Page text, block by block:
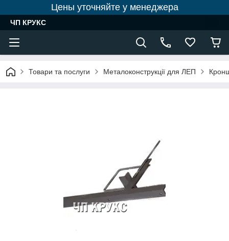
Цены уточняйте у менеджера
ЧП КРУКС
Товари та послуги Металоконструкції для ЛЕП